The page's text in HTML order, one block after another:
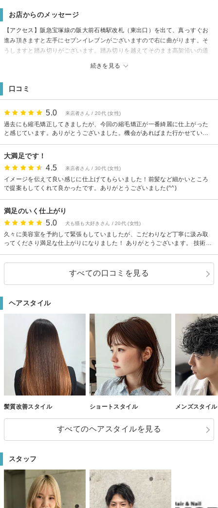
お店からのメッセージ
続きを見る
【アクセス】阪急宝塚線の阪大前石橋駅改札（東出口）を出て、真っすぐお
進み頂きますと左手にセブンイレブンがございますので右に曲がります。そ
うしますと踏み切りがございます。踏み切りを越えてそのまま高架沿いの道
います。その2階にモードケイズがございますので、中央の入り口からエレベ
口コミ
5.0 来店者さん / 20代 (女性)
過去にも縮毛矯正してきましたが、今回の縮毛矯正が一番綺麗に仕上がった
と感じています。ありがとうございました。機会があればまた行かせていた
大満足です！
4.5 来店者さん / 30代 (女性)
イメージを伝えて良い感じに仕上げてもらいました！前髪など細かいところ
で提案もしてくれて良かったです。ありがとうございました(^^)
満足のいく仕上がり
5.0 犬も猫も大好きさん / 20代 (女性)
久々に美容室を予約して緊張もしていましたが、こだわりなど丁寧に汲み取
ってくださり満足な仕上がりになりました！ ありがとうございます。 技術も
すべての口コミを見る
ヘアスタイル
髪質改善スタイル ショートスタイル メンズスタイル
すべてのヘアスタイルを見る
スタッフ